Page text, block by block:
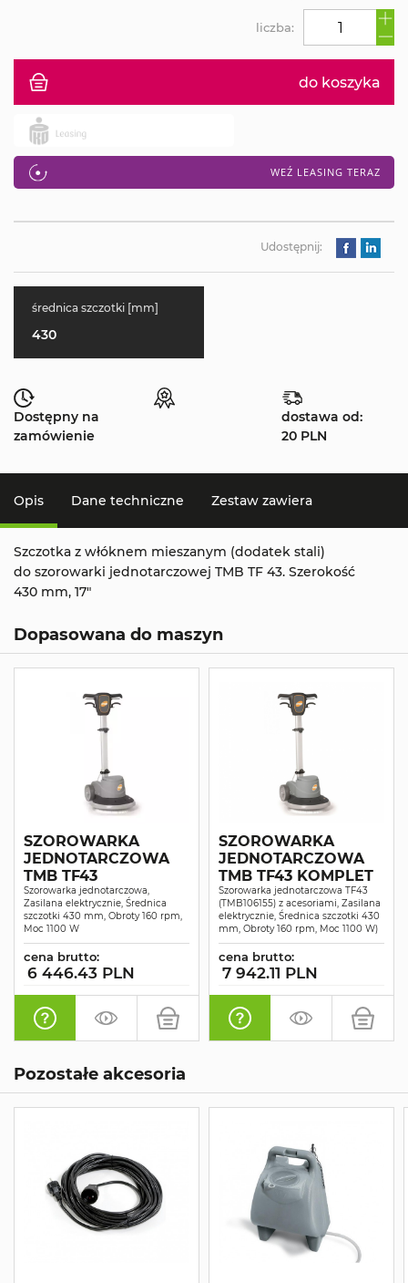
do koszyka
WEŹ LEASING TERAZ
liczba:
Udostępnij:
średnica szczotki [mm]
430
Dostępny na
zamówienie
dostawa od:
20 PLN
Opis Dane techniczne Zestaw zawiera
Szczotka z włóknem mieszanym (dodatek stali)
do szorowarki jednotarczowej TMB TF 43. Szerokość
430 mm, 17"
Dopasowana do maszyn
SZOROWARKA
JEDNOTARCZOWA
TMB TF43
Szorowarka jednotarczowa,
Zasilana elektrycznie, Średnica
szczotki 430 mm, Obroty 160 rpm,
Moc 1100 W
cena brutto:
6 446.43 PLN
SZOROWARKA
JEDNOTARCZOWA
TMB TF43 KOMPLET
Szorowarka jednotarczowa TF43
(TMB106155) z acesoriami, Zasilana
elektrycznie, Średnica szczotki 430
mm, Obroty 160 rpm, Moc 1100 W)
cena brutto:
7 942.11 PLN
Pozostałe akcesoria